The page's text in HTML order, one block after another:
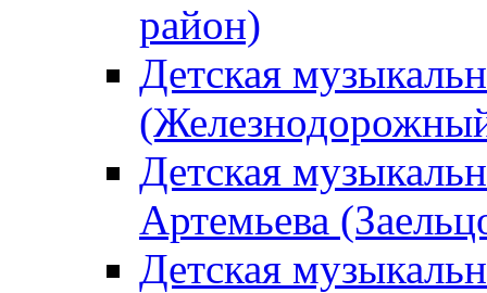
район)
Детская
Детская
Артемьева
Детская